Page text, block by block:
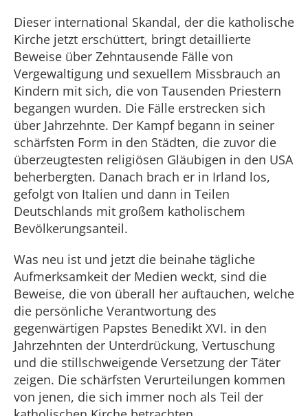
Dieser international Skandal, der die katholische
Kirche jetzt erschüttert, bringt detaillierte
Beweise über Zehntausende Fälle von
Vergewaltigung und sexuellem Missbrauch an
Kindern mit sich, die von Tausenden Priestern
begangen wurden. Die Fälle erstrecken sich
über Jahrzehnte. Der Kampf begann in seiner
schärfsten Form in den Städten, die zuvor die
überzeugtesten religiösen Gläubigen in den USA
beherbergten. Danach brach er in Irland los,
gefolgt von Italien und dann in Teilen
Deutschlands mit großem katholischem
Bevölkerungsanteil.
Was neu ist und jetzt die beinahe tägliche
Aufmerksamkeit der Medien weckt, sind die
Beweise, die von überall her auftauchen, welche
die persönliche Verantwortung des
gegenwärtigen Papstes Benedikt XVI. in den
Jahrzehnten der Unterdrückung, Vertuschung
und die stillschweigende Versetzung der Täter
zeigen. Die schärfsten Verurteilungen kommen
von jenen, die sich immer noch als Teil der